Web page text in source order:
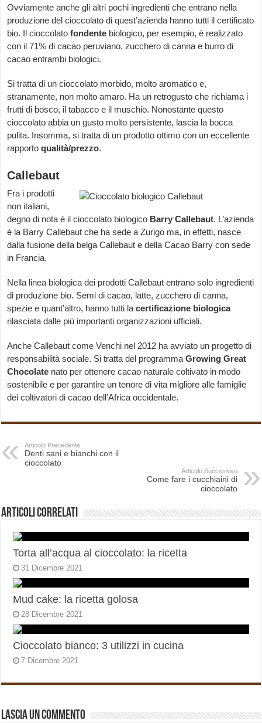
Ovviamente anche gli altri pochi ingredienti che entrano nella
produzione del cioccolato di quest’azienda hanno tutti il certificato
bio. Il cioccolatofondente biologico, per esempio, è realizzato
con il 71% di cacao peruviano, zucchero di canna e burro di
cacao entrambi biologici.
Si tratta di un cioccolato morbido, molto aromatico e,
stranamente, non molto amaro. Ha un retrogusto che richiama i
frutti di bosco, il tabacco e il muschio. Nonostante questo
cioccolato abbia un gusto molto persistente, lascia la bocca
pulita. Insomma, si tratta di un prodotto ottimo con un eccellente
rapportoqualità/prezzo.
Callebaut
Fra i prodotti
non italiani,
degno di nota è il cioccolato biologico Barry Callebaut. L’azienda
è la Barry Callebaut che ha sede a Zurigo ma, in effetti, nasce
dalla fusione della belga Callebaut e della Cacao Barry con sede
in Francia.
Nella linea biologica dei prodotti Callebaut entrano solo ingredienti
di produzione bio. Semi di cacao, latte, zucchero di canna,
spezie e quant’altro, hanno tutti lacertificazione biologica
rilasciata dalle più importanti organizzazioni ufficiali.
Anche Callebaut come Venchi nel 2012 ha avviato un progetto di
responsabilità sociale. Si tratta del programmaGrowing Great
Chocolate nato per ottenere cacao naturale coltivato in modo
sostenibile e per garantire un tenore di vita migliore alle famiglie
dei coltivatori di cacao dell’Africa occidentale.
Articolo Precedente
Denti sani e bianchi con il
cioccolato
Articolo Successivo
Come fare i cucchiaini di
cioccolato
Articoli correlati
Torta all’acqua al cioccolato: la ricetta
31 Dicembre 2021
Mud cake: la ricetta golosa
28 Dicembre 2021
Cioccolato bianco: 3 utilizzi in cucina
7 Dicembre 2021
Lascia un commento